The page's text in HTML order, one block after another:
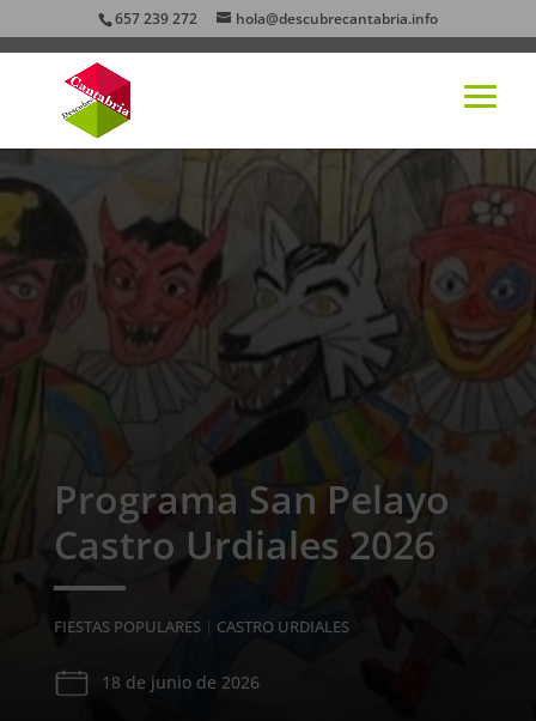
657 239 272 hola@descubrecantabria.info
Programa San Pelayo
Castro Urdiales 2026
FIESTAS POPULARES| CASTRO URDIALES
18 de junio de 2026